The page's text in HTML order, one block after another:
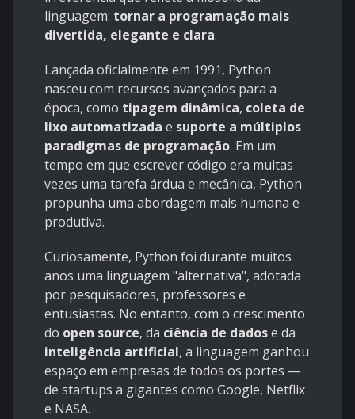
linguagem: tornar a programação mais
divertida, elegante e clara.
Lançada oficialmente em 1991, Python
nasceu com recursos avançados para a
época, como tipagem dinâmica, coleta de
lixo automatizada e suporte a múltiplos
paradigmas de programação. Em um
tempo em que escrever código era muitas
vezes uma tarefa árdua e mecânica, Python
propunha uma abordagem mais humana e
produtiva.
Curiosamente, Python foi durante muitos
anos uma linguagem "alternativa", adotada
por pesquisadores, professores e
entusiastas. No entanto, com o crescimento
do open source, da ciência de dadose da
inteligência artificial, a linguagem ganhou
espaço em empresas de todos os portes —
de startups a gigantes como Google, Netflix
e NASA.